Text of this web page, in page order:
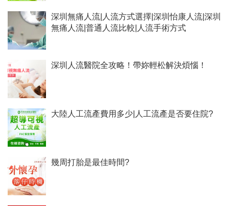
深圳無痛人流|人流方式選擇|深圳怡康人流|深圳
無痛人流|普通人流比較|人流手術方式
深圳人流醫院全攻略！帶妳輕松解決煩惱！
大陸人工流產費用多少|人工流產是否要住院?
幾周打胎是最佳時間?